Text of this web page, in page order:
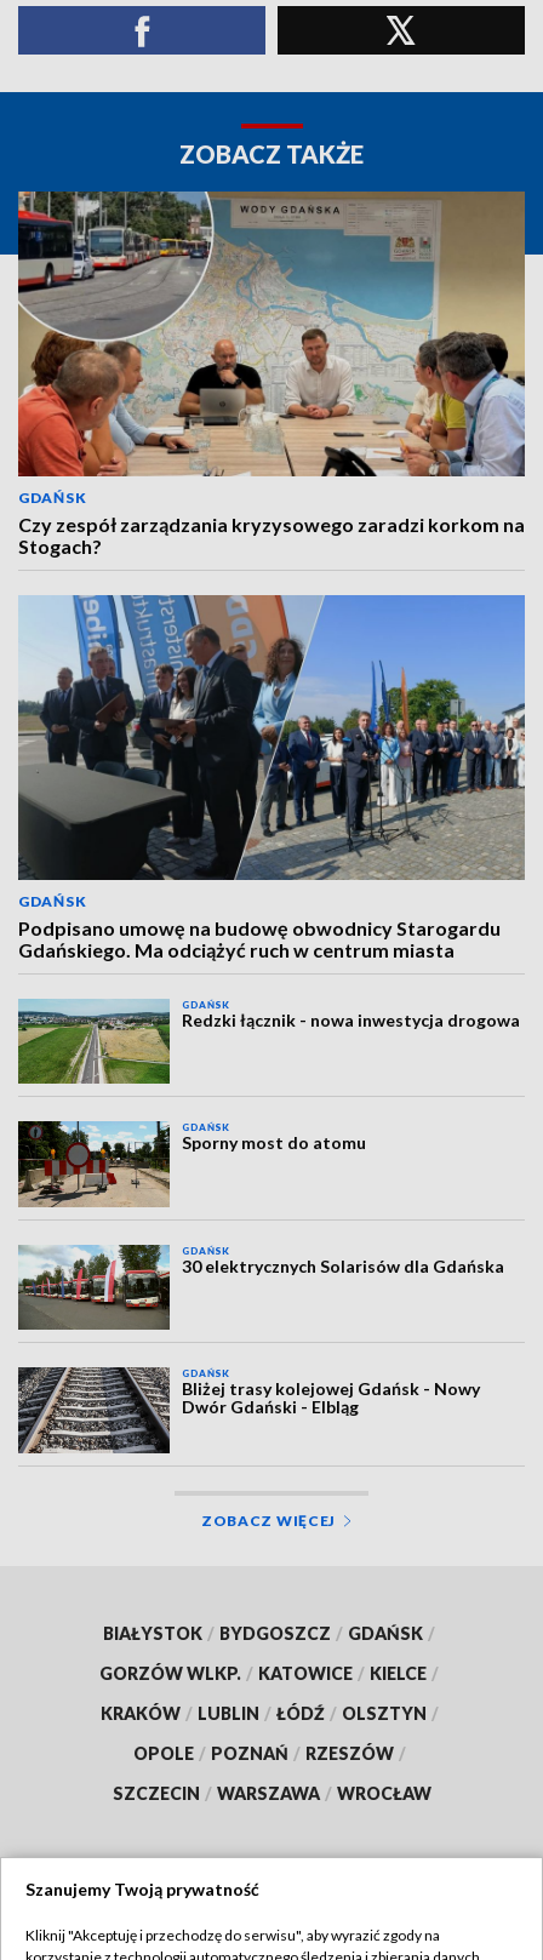
ZOBACZ TAKŻE
GDAŃSK
Czy zespół zarządzania kryzysowego zaradzi korkom na
Stogach?
GDAŃSK
Podpisano umowę na budowę obwodnicy Starogardu
Gdańskiego. Ma odciążyć ruch w centrum miasta
GDAŃSK
Redzki łącznik - nowa inwestycja drogowa
GDAŃSK
Sporny most do atomu
GDAŃSK
30 elektrycznych Solarisów dla Gdańska
GDAŃSK
Bliżej trasy kolejowej Gdańsk - Nowy
Dwór Gdański - Elbląg
ZOBACZ WIĘCEJ
BIAŁYSTOK / BYDGOSZCZ / GDAŃSK /
GORZÓW WLKP. / KATOWICE / KIELCE /
KRAKÓW / LUBLIN / ŁÓDŹ / OLSZTYN /
OPOLE / POZNAŃ / RZESZÓW /
SZCZECIN / WARSZAWA / WROCŁAW
Szanujemy Twoją prywatność
Kliknij "Akceptuję i przechodzę do serwisu", aby wyrazić zgody na